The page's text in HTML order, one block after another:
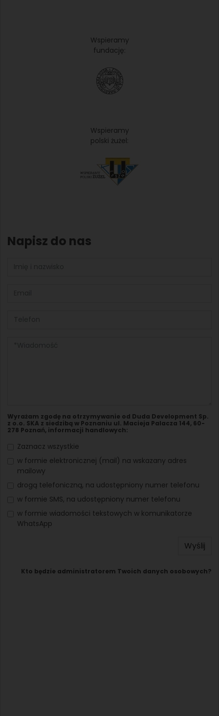
Wspieramy
fundację:
Wspieramy
polski żużel:
Napisz do nas
Wyrażam zgodę na otrzymywanie od Duda Development Sp.
z o.o. SKA z siedzibą w Poznaniu ul. Macieja Palacza 144, 60-
278 Poznań, informacji handlowych:
Zaznacz wszystkie
w formie elektronicznej (mail) na wskazany adres
mailowy
drogą telefoniczną, na udostępniony numer telefonu
w formie SMS, na udostępniony numer telefonu
w formie wiadomości tekstowych w komunikatorze
WhatsApp
Wyślij
Kto będzie administratorem Twoich danych osobowych?